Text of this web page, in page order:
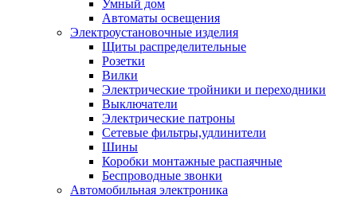
Умный дом
Автоматы освещения
Электроустановочные изделия
Щиты распределительные
Розетки
Вилки
Электрические тройники и переходники
Выключатели
Электрические патроны
Сетевые фильтры,удлинители
Шины
Коробки монтажные распаячные
Беспроводные звонки
Автомобильная электроника